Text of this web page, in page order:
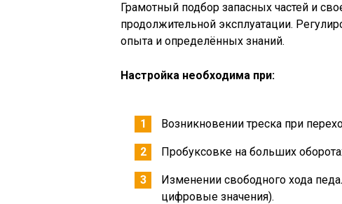
Грамотный подбор запасных частей и
продолжительной эксплуатации.
опыта и определённых знаний.
Настройка необходима при:
Возникновении треска при
Пробуксовке на больших
Изменении свободного хода
цифровые значения).